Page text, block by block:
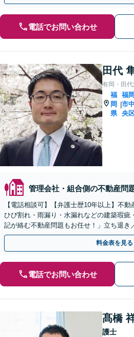
電話でお問い合わせ
田代
有岡・田
福
岡
県
|
福岡
市中
央
管理会社・組合側の不動産問
【電話相談可】【弁護士歴10年以上】不動
ひび割れ・雨漏り・水漏れなどの建築瑕疵
記が絡む不動産問題もお任せ！」立ち退き
【夜間・休日面談可】【完全個室】【赤坂
料金表を見る
電話でお問い合わせ
髙橋
護士